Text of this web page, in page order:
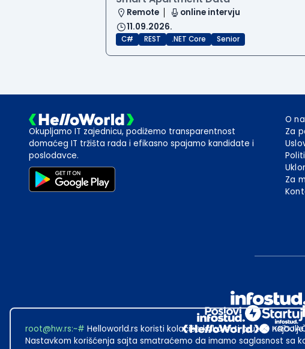
Remote
online intervju
11.09.2026.
C# REST .NET Core Senior
Okupljamo IT zajednicu, podižemo transparentnost
domaćeg IT tržišta rada i efikasno spajamo kandidate i
poslodavce.
O
Za
Za
root@hw.rs:~# Helloworld.rs koristi kolačiće kako bi ti pružao
Nastavkom korišćenja sajta smatraćemo da imamo saglasnost sa